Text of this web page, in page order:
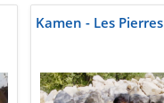
Kamen - Les Pierres